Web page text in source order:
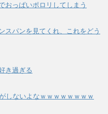
おっぱいポロリしてしまう
スパンを見てくれ、これをどう
き過ぎる
しないよなｗｗｗｗｗｗｗｗ